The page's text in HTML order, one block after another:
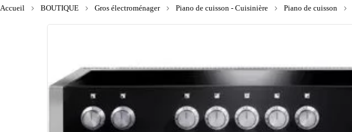
Accueil BOUTIQUE Gros électroménager Piano de cuisson - Cuisinière Piano de cuisson